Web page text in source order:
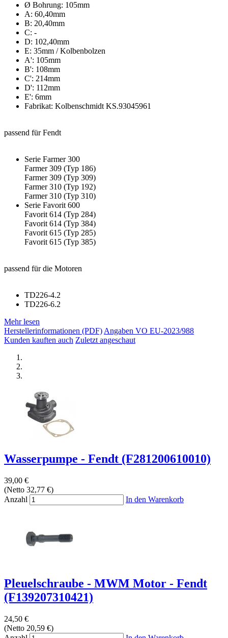
Ø Bohrung: 105mm
A: 60,40mm
B: 20,40mm
C: -
D: 102,40mm
E: 35mm / Kolbenbolzen
A': 105mm
B': 108mm
C': 214mm
D': 112mm
E': 6mm
Fabrikat: Kolbenschmidt KS.93045961
passend für Fendt
Serie Farmer 300
Farmer 309 (Typ 186)
Farmer 309 (Typ 309)
Farmer 310 (Typ 192)
Farmer 310 (Typ 310)
Serie Favorit 600
Favorit 614 (Typ 284)
Favorit 614 (Typ 384)
Favorit 615 (Typ 285)
Favorit 615 (Typ 385)
passend für die Motoren
TD226-4.2
TD226-6.2
Mehr lesen
Herstellerinformationen (PDF)Angaben VO EU-2023/988
Kunden kauften auch Zuletzt angeschaut
Wasserpumpe - Fendt (F281200610010)
39,00 €
(Netto 32,77 €)
Anzahl
In den Warenkorb
Pleuelschraube - MWM Motor - Fendt
(F139207310421)
24,50 €
(Netto 20,59 €)